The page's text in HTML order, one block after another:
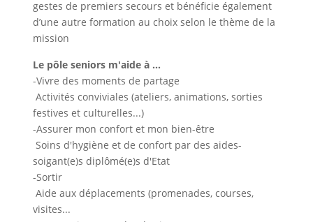
gestes de premiers secours et bénéficie également
d’une autre formation au choix selon le thème de la
mission
Le pôle seniors m'aide à ...
-Vivre des moments de partage
Activités conviviales (ateliers, animations, sorties
festives et culturelles...)
-Assurer mon confort et mon bien-être
Soins d'hygiène et de confort par des aides-
soigant(e)s diplômé(e)s d'Etat
-Sortir
Aide aux déplacements (promenades, courses,
visites...